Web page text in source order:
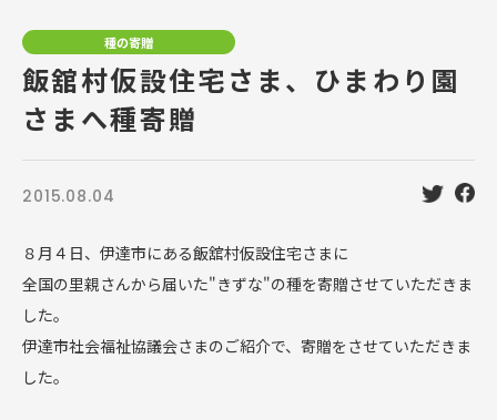
種の寄贈
飯舘村仮設住宅さま、ひまわり園
さまへ種寄贈
2015.08.04
８月４日、伊達市にある飯舘村仮設住宅さまに
全国の里親さんから届いた"きずな"の種を寄贈させていただきま
した。
伊達市社会福祉協議会さまのご紹介で、寄贈をさせていただきま
した。